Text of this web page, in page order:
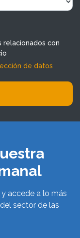
relacionados con
de datos
accede a lo más
sector de las